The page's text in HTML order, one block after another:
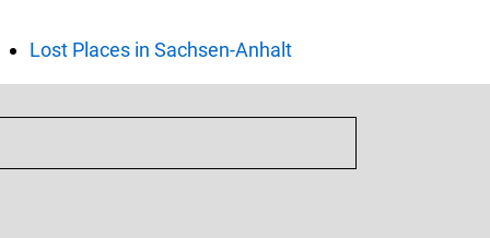
Lost Places in Sachsen-Anhalt